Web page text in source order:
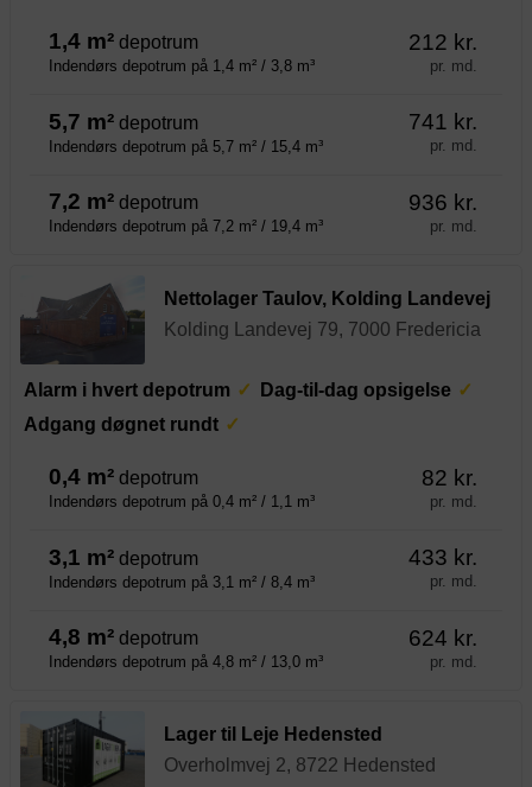
1,4 m² depotrum
Indendørs depotrum på 1,4 m² / 3,8 m³
212 kr.
pr. md.
5,7 m² depotrum
Indendørs depotrum på 5,7 m² / 15,4 m³
741 kr.
pr. md.
7,2 m² depotrum
Indendørs depotrum på 7,2 m² / 19,4 m³
936 kr.
pr. md.
Nettolager Taulov, Kolding Landevej
Kolding Landevej 79, 7000 Fredericia
Alarm i hvert depotrum
Dag-til-dag opsigelse
Adgang døgnet rundt
0,4 m² depotrum
Indendørs depotrum på 0,4 m² / 1,1 m³
82 kr.
pr. md.
3,1 m² depotrum
Indendørs depotrum på 3,1 m² / 8,4 m³
433 kr.
pr. md.
4,8 m² depotrum
Indendørs depotrum på 4,8 m² / 13,0 m³
624 kr.
pr. md.
Lager til Leje Hedensted
Overholmvej 2, 8722 Hedensted